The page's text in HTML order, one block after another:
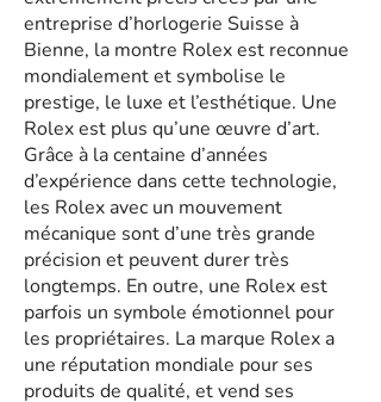
entreprise d’horlogerie Suisse à
Bienne, la montre Rolex est reconnue
mondialement et symbolise le
prestige, le luxe et l’esthétique. Une
Rolex est plus qu’une œuvre d’art.
Grâce à la centaine d’années
d’expérience dans cette technologie,
les Rolex avec un mouvement
mécanique sont d’une très grande
précision et peuvent durer très
longtemps. En outre, une Rolex est
parfois un symbole émotionnel pour
les propriétaires. La marque Rolex a
une réputation mondiale pour ses
produits de qualité, et vend ses